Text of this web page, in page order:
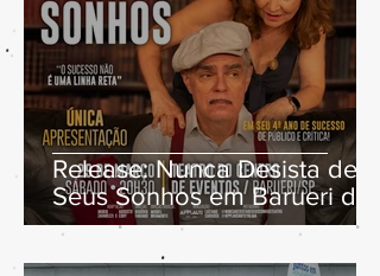
Release: Nunca Desista de
Seus Sonhos em Barueri dia
29/03